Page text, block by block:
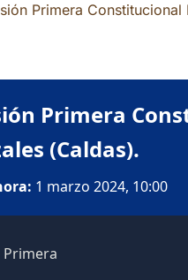
Primera
Primera
(Caldas).
1 marzo 2024, 10:00
Primera